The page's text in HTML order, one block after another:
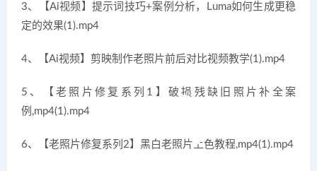
3、【Ai视频】提示词技巧+案例分析，Luma如何生成更稳
定的效果(1).mp4
4、【Ai视频】剪映制作老照片前后对比视频教学(1).mp4
5、【老照片修复系列1】破损残缺旧照片补全案
例,mp4(1).mp4
6、【老照片修复系列2】黑白老照片上色教程,mp4(1).mp4